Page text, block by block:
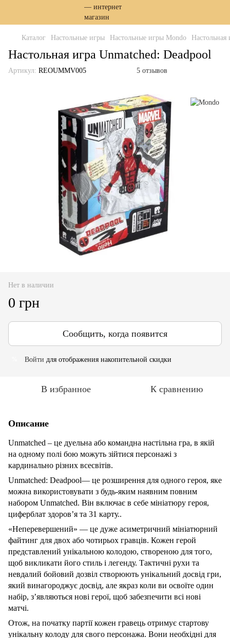
Каталог Настольные игры Настольные игры Mondo Настольная
Настольная игра Unmatched: Deadpool
Артикул: REOUMMV005 5 отзывов
Нет в наличии
0 грн
Сообщить, когда появится
Войти для отображения накопительной скидки
В избранное К сравнению
Описание
Unmatched – це дуельна або командна настільна гра, в якій
на одному полі бою можуть зійтися персонажі з
кардинально різних всесвітів.
Unmatched: Deadpool— це розширення для одного героя, яке
можна використовувати з будь-яким наявним повним
набором Unmatched. Він включає в себе мініатюру героя,
циферблат здоров’я та 31 карту..
«Неперевершений» — це дуже асиметричний мініатюрний
файтинг для двох або чотирьох гравців. Кожен герой
представлений унікальною колодою, створеною для того,
щоб викликати його стиль і легенду. Тактичні рухи та
невдалий бойовий дозвіл створюють унікальний досвід гри,
який винагороджує досвід, але якраз коли ви освоїте один
набір, з’являються нові герої, щоб забезпечити всі нові
матчі.
Отож, на початку партії кожен гравець отримує стартову
унікальну колоду для свого персонажа. Вони необхідні для